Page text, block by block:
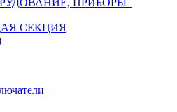
ПРИБОРЫ
СЕКЦИЯ